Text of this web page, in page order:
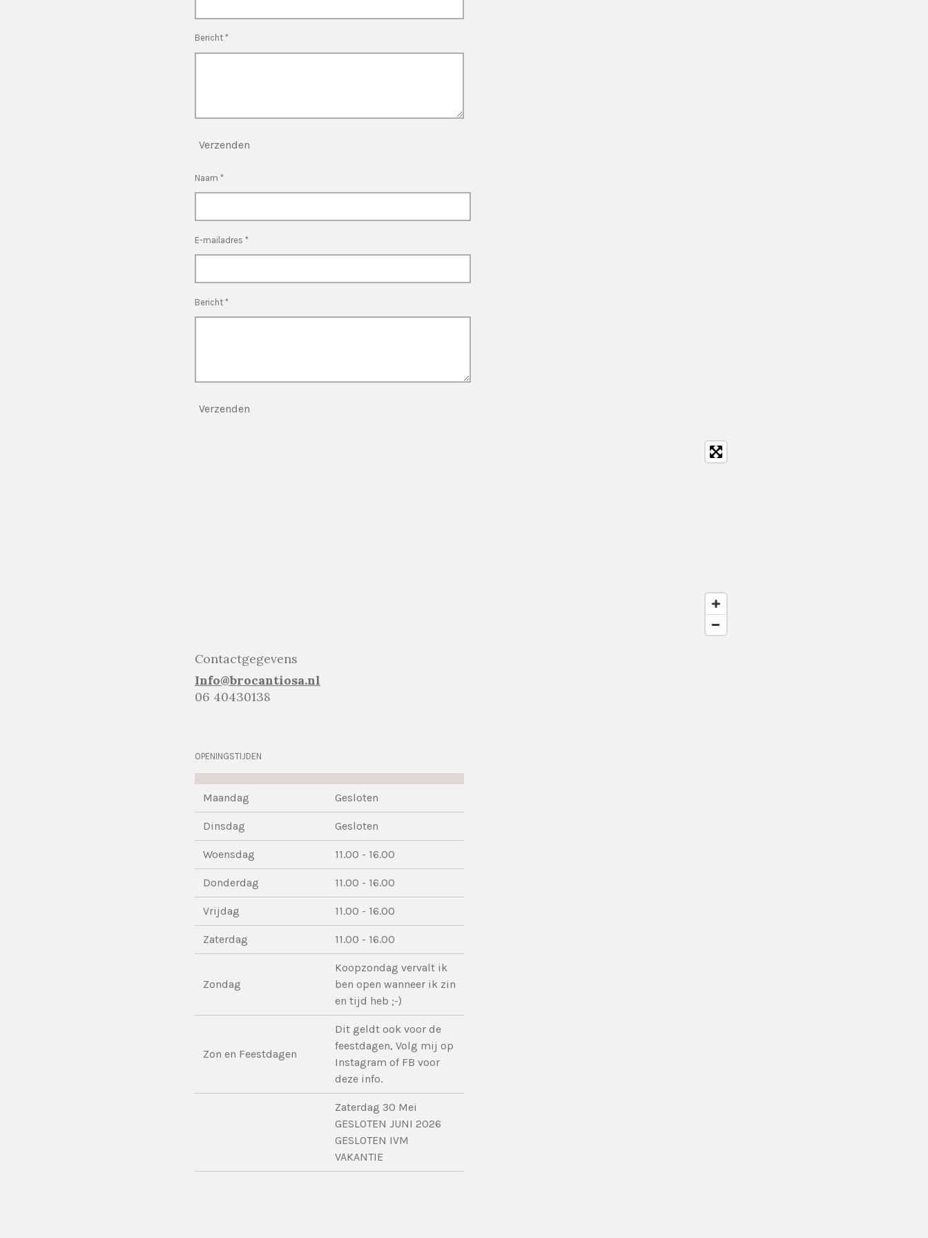
Bericht *
Verzenden
Naam *
E-mailadres *
Bericht *
Verzenden
Contactgegevens
Info@brocantiosa.nl
06 40430138
OPENINGSTIJDEN
Maandag Gesloten
Dinsdag Gesloten
Woensdag 11.00 - 16.00
Donderdag 11.00 - 16.00
Vrijdag 11.00 - 16.00
Zaterdag 11.00 - 16.00
Zondag
Koopzondag vervalt ik
ben open wanneer ik zin
en tijd heb ;-)
Zon en Feestdagen
Dit geldt ook voor de
feestdagen, Volg mij op
Instagram of FB voor
deze info.
Zaterdag 30 Mei
GESLOTEN JUNI 2026
GESLOTEN IVM
VAKANTIE